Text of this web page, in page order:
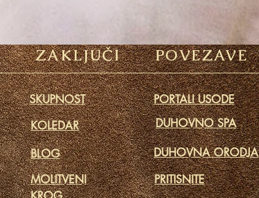
ZAKLJUČI
SKUPNOST
KOLEDAR
BLOG
MOLITVENI
POVEZAVE
PORTALI USODE
DUHOVNO SPA
DUHOVNA ORODJA
PRITISNITE